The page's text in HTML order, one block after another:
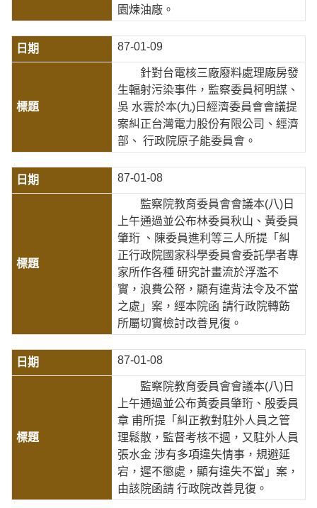
園煉油廠。
87-01-09
針對台電核三廠廢料處理廠房發
生輻射污染事件，監察委員柯明謀、
吳 水雲於本(九)日經濟委員會會議提
案糾正台灣電力股份有限公司、經濟
部、 行政院原子能委員會。
87-01-08
監察院教育委員會會議本(八)日
上午通過並公布林委員秋山、黃委員
肇珩 、陳委員進利等三人所提「糾
正行政院國家科學委員會委託學者專
家所作各種 研究計畫流於浮濫不
實，浪費公帑，顯有違背法令及不當
之處」案，經本院函 請行政院轉飭
所屬切實檢討改善見復。
87-01-08
監察院教育委員會會議本(八)日
上午通過並公布黃委員肇珩、殷委員
章 甫所提「糾正教對駐外人員之管
理鬆散，監督考核不週，又駐外人員
張水金 涉有多項違失情事，規避延
宕，遲不懲處，顯有違失不當」案，
由該院函請 行政院改善見復。